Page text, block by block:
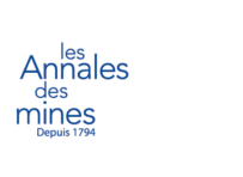
contenu